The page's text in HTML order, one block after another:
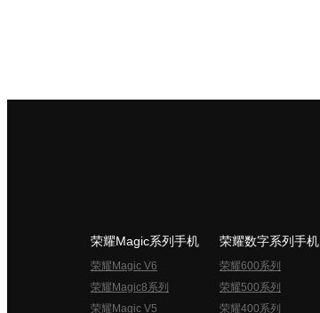
荣耀Magic系列手机
荣耀Magic V6
荣耀Magic8系列
荣耀Magic V5
荣耀数字系列手机
荣耀600系列
荣耀500系列
荣耀400系列